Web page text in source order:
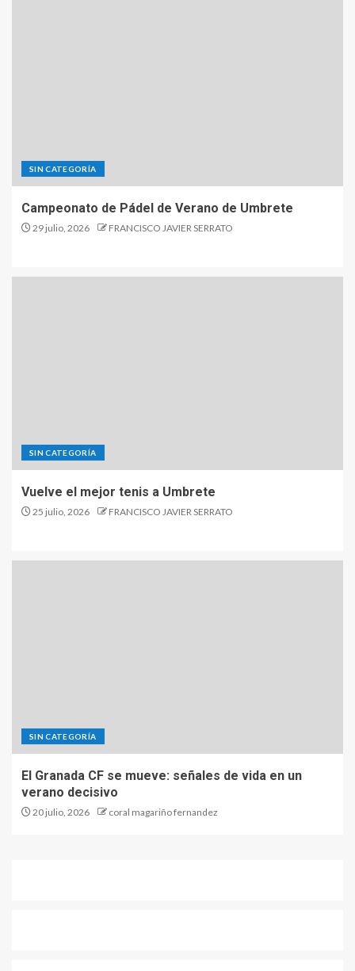
SIN CATEGORÍA
Campeonato de Pádel de Verano de Umbrete
29 julio, 2026 FRANCISCO JAVIER SERRATO
SIN CATEGORÍA
Vuelve el mejor tenis a Umbrete
25 julio, 2026 FRANCISCO JAVIER SERRATO
SIN CATEGORÍA
El Granada CF se mueve: señales de vida en un
verano decisivo
20 julio, 2026 coral magariño fernandez